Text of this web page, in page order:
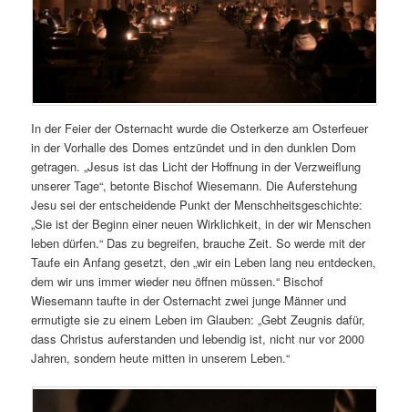
In der Feier der Osternacht wurde die Osterkerze am Osterfeuer
in der Vorhalle des Domes entzündet und in den dunklen Dom
getragen. „Jesus ist das Licht der Hoffnung in der Verzweiflung
unserer Tage“, betonte Bischof Wiesemann. Die Auferstehung
Jesu sei der entscheidende Punkt der Menschheitsgeschichte:
„Sie ist der Beginn einer neuen Wirklichkeit, in der wir Menschen
leben dürfen.“ Das zu begreifen, brauche Zeit. So werde mit der
Taufe ein Anfang gesetzt, den „wir ein Leben lang neu entdecken,
dem wir uns immer wieder neu öffnen müssen.“ Bischof
Wiesemann taufte in der Osternacht zwei junge Männer und
ermutigte sie zu einem Leben im Glauben: „Gebt Zeugnis dafür,
dass Christus auferstanden und lebendig ist, nicht nur vor 2000
Jahren, sondern heute mitten in unserem Leben.“